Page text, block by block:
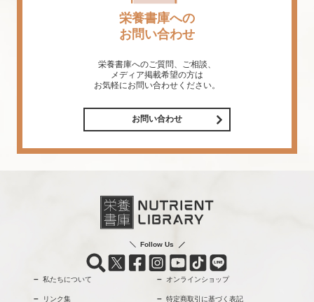
栄養書庫への
お問い合わせ
栄養書庫へのご質問、ご相談、
メディア掲載希望の方は
お気軽にお問い合わせください。
お問い合わせ
Follow Us
私たちについて オンラインショップ
リンク集 特定商取引に基づく表記